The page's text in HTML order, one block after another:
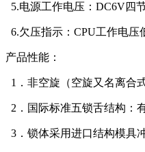
5.电源工作电压：DC6V四
6.欠压指示：CPU工作电压
产品性能：
1．非空旋（空旋又名离合
2．国际标准五锁舌结构：
3．锁体采用进口结构模具